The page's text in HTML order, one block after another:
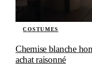
COSTUMES
Chemise blanche
achat raisonné